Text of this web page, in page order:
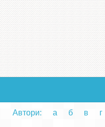
Автори: а б в г